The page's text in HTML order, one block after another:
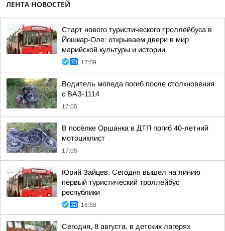
ЛЕНТА НОВОСТЕЙ
Старт нового туристического троллейбуса в
Йошкар-Оле: открываем двери в мир
марийской культуры и истории
17:09
Водитель мопеда погиб после столкновения
с ВАЗ-1114
17:05
В посёлке Оршанка в ДТП погиб 40-летний
мотоциклист
17:05
Юрий Зайцев: Сегодня вышел на линию
первый туристический троллейбус
республики
16:58
Сегодня, 8 августа, в детских лагерях